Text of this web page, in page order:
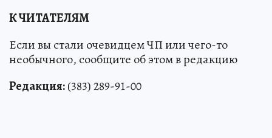
К ЧИТАТЕЛЯМ
Если вы стали очевидцем ЧП или чего-то
необычного, сообщите об этом в редакцию
Редакция:(383) 289-91-00